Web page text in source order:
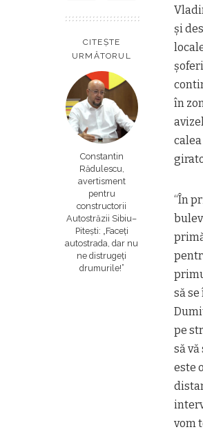
CITEȘTE
URMĂTORUL
Constantin
Rădulescu,
avertisment
pentru
constructorii
Autostrăzii Sibiu–
Pitești: „Faceți
autostrada, dar nu
ne distrugeți
drumurile!”
și
în
“În
să
pe
să
este
vom